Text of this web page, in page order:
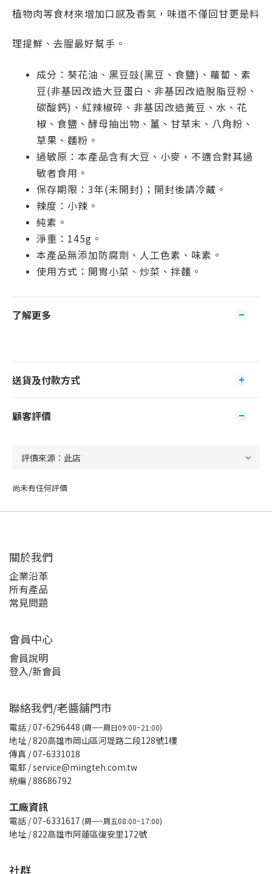
植物肉等食材來增加口感及香氣，味道不僅回甘更是料
理提鮮、去腥最好幫手。
成分：葵花油、黑豆豉(黑豆、食鹽)、蘿蔔、素
豆(非基因改造大豆蛋白、非基因改造脫脂豆粉、
碳酸鈣)、紅辣椒碎、非基因改造黃豆、水、花
椒、食鹽、酵母抽出物、薑、甘草末、八角粉、
草果、麵粉。
過敏原：本產品含有大豆、小麥，不適合對其過
敏者食用。
保存期限：3年(未開封)；開封後請冷藏。
辣度：小辣。
純素。
淨重：145g。
本產品無添加防腐劑、人工色素、味素。
使用方式：開胃小菜、炒菜、拌麵。
了解更多
送貨及付款方式
顧客評價
尚未有任何評價
關於我們
企業沿革
所有產品
常見問題
會員中心
會員說明
登入/新會員
聯絡我們/老醬舖門市
電話 / 07-6296448 (周一~周日09:00~21:00)
地址 / 820高雄市岡山區河堤路二段128號1樓
傳真 / 07-6331018
電郵 / service@mingteh.com.tw
統編 / 88686792
工廠資訊
電話 / 07-6331617 (周一~周五08:00~17:00)
地址 / 822高雄市阿蓮區復安里172號
社群